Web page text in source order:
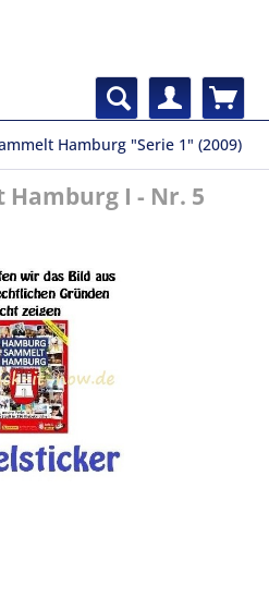
Hamburg "Serie 1" (2009)
I - Nr. 5